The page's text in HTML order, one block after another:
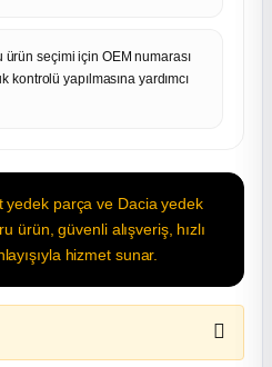
ürün seçimi için OEM numarası
yapılmasına yardımcı
yedek parça ve Dacia yedek
ürün, güvenli alışveriş, hızlı
hizmet sunar.